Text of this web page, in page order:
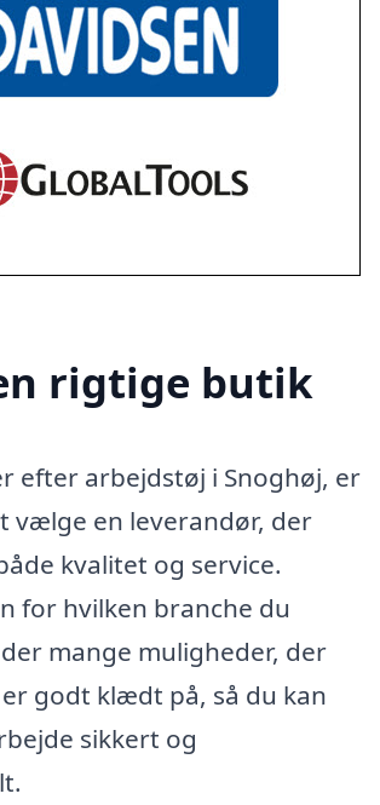
rigtige butik
efter arbejdstøj i Snoghøj, er
vælge en leverandør, der
kvalitet og service.
for hvilken branche du
mange muligheder, der
godt klædt på, så du kan
sikkert og